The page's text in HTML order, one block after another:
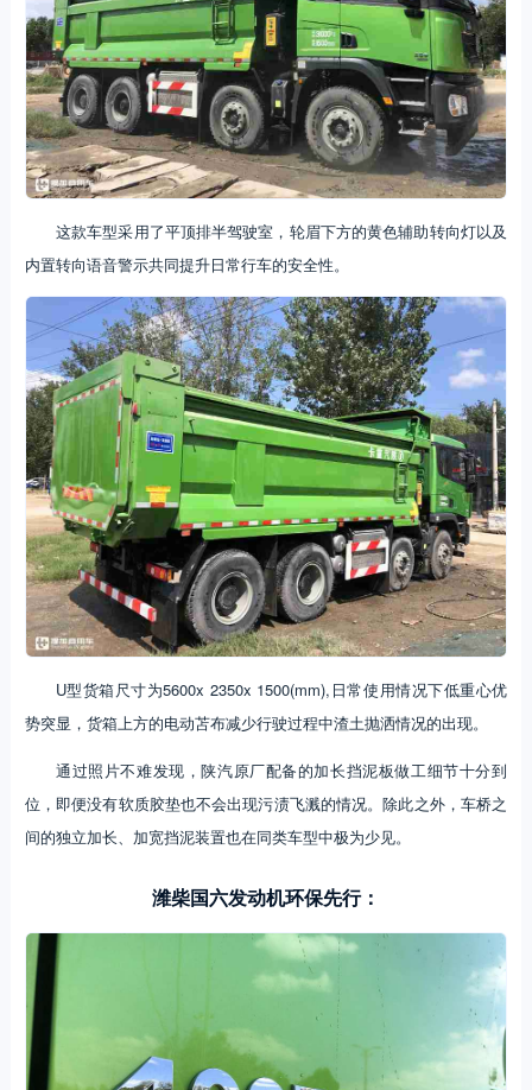
这款车型采用了平顶排半驾驶室，轮眉下方的黄色辅助转向灯以及
内置转向语音警示共同提升日常行车的安全性。
U型货箱尺寸为5600x 2350x 1500(mm),日常使用情况下低重心优
势突显，货箱上方的电动苫布减少行驶过程中渣土抛洒情况的出现。
通过照片不难发现，陕汽原厂配备的加长挡泥板做工细节十分到
位，即便没有软质胶垫也不会出现污渍飞溅的情况。除此之外，车桥之
间的独立加长、加宽挡泥装置也在同类车型中极为少见。
潍柴国六发动机环保先行：